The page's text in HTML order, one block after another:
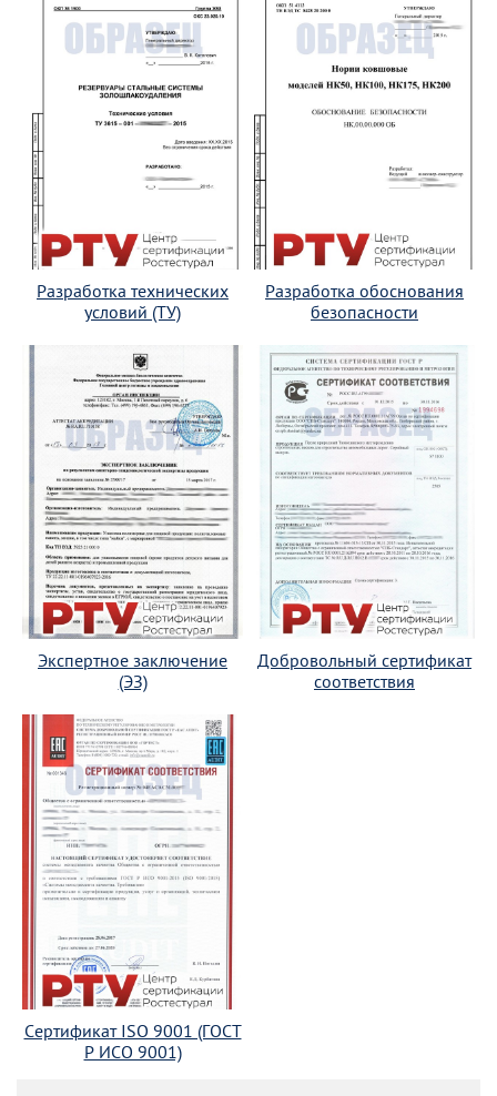
Разработка технических
условий (ТУ)
Разработка обоснования
безопасности
Экспертное заключение
(ЭЗ)
Добровольный сертификат
соответствия
Сертификат ISO 9001 (ГОСТ
Р ИСО 9001)